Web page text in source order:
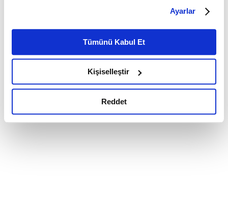
belirleyebilirsiniz. Çerezlere ilişkin detaylı bilgi için
Ayarlar butonuna tıklayabilir,Çerez Bilgilendirme
Metnimizi ziyaret edebilirsiniz.
6698 sayılı Kişisel Verilerin Korunması Kanunu uyarınca
okumak ve sitemizi ziyaretiniz kapsamında
gerçekleştirilen veri işleme faaliyetleri ile ilgili daha
detaylı bilgi almak için lütfentıklayınız.
Ayarlar
Tümünü Kabul Et
Kişiselleştir
Reddet